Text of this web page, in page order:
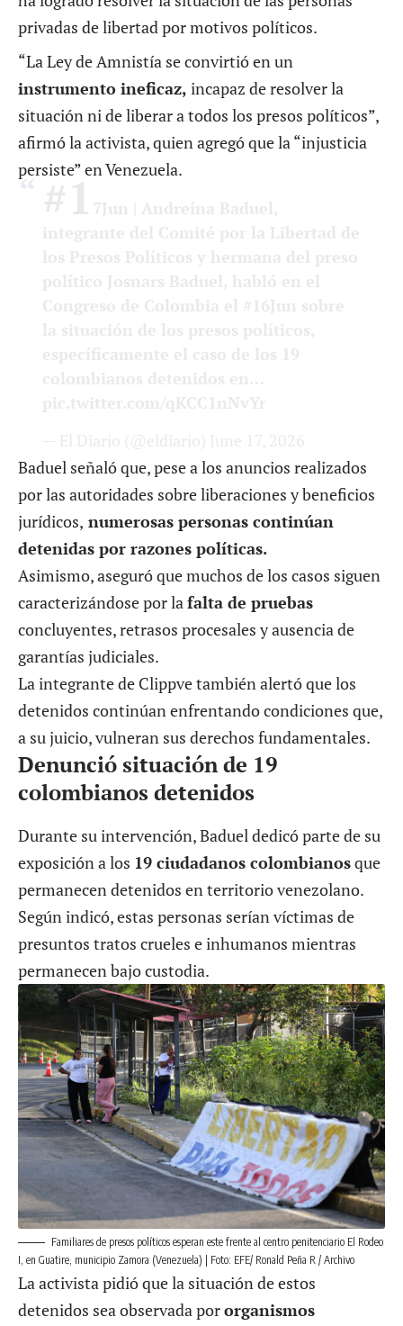
privadas de libertad por motivos políticos.
“La Ley de Amnistía se convirtió en un
instrumento ineficaz, incapaz de resolver la
situación ni de liberar a todos los presos políticos”,
afirmó la activista, quien agregó que la “injusticia
persiste” en Venezuela.
Baduel señaló que, pese a los anuncios realizados
por las autoridades sobre liberaciones y beneficios
jurídicos, numerosas personas continúan
detenidas por razones políticas.
Asimismo, aseguró que muchos de los casos siguen
caracterizándose por lafalta de pruebas
concluyentes, retrasos procesales y ausencia de
garantías judiciales.
La integrante de Clippve también alertó que los
detenidos continúan enfrentando condiciones que,
a su juicio, vulneran sus derechos fundamentales.
Denunció situación de 19
colombianos detenidos
Durante su intervención, Baduel dedicó parte de su
exposición a los 19 ciudadanos colombianosque
permanecen detenidos en territorio venezolano.
Según indicó, estas personas serían víctimas de
presuntos tratos crueles e inhumanos mientras
permanecen bajo custodia.
Familiares de presos políticos esperan este frente al centro penitenciario El Rodeo
I, en Guatire, municipio Zamora (Venezuela) | Foto: EFE/ Ronald Peña R / Archivo
La activista pidió que la situación de estos
detenidos sea observada pororganismos